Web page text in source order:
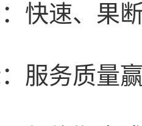
快速、果
服务质量